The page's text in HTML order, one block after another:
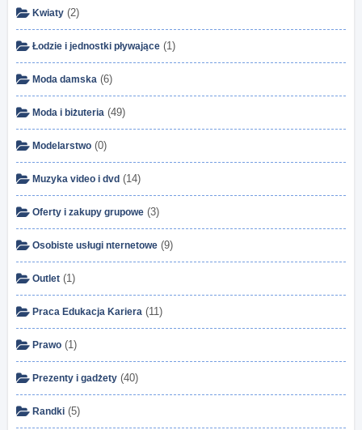
Kwiaty (2)
Łodzie i jednostki pływające (1)
Moda damska (6)
Moda i biżuteria (49)
Modelarstwo (0)
Muzyka video i dvd (14)
Oferty i zakupy grupowe (3)
Osobiste usługi nternetowe (9)
Outlet (1)
Praca Edukacja Kariera (11)
Prawo (1)
Prezenty i gadżety (40)
Randki (5)